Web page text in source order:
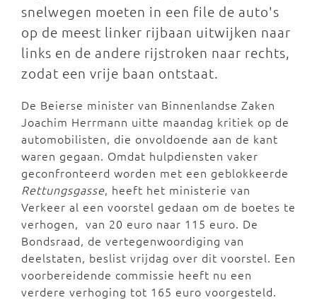
snelwegen moeten in een file de auto's
op de meest linker rijbaan uitwijken naar
links en de andere rijstroken naar rechts,
zodat een vrije baan ontstaat.
De Beierse minister van Binnenlandse Zaken
Joachim Herrmann uitte maandag kritiek op de
automobilisten, die onvoldoende aan de kant
waren gegaan. Omdat hulpdiensten vaker
geconfronteerd worden met een geblokkeerde
Rettungsgasse, heeft het ministerie van
Verkeer al een voorstel gedaan om de boetes te
verhogen, van 20 euro naar 115 euro. De
Bondsraad, de vertegenwoordiging van
deelstaten, beslist vrijdag over dit voorstel. Een
voorbereidende commissie heeft nu een
verdere verhoging tot 165 euro voorgesteld.